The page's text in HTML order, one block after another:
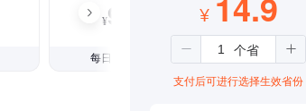
¥99
每日仅1.08元
¥
支付后可进行选择生效省份